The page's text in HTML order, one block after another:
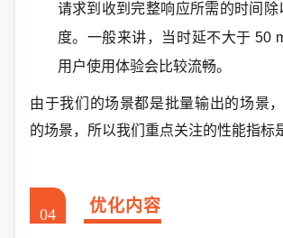
请求到收到完整响应所需的时间除
度。一般来讲，当时延不大于 50
用户使用体验会比较流畅。
由于我们的场景都是批量输出的场景
的场景，所以我们重点关注的性能指标
04 优化内容